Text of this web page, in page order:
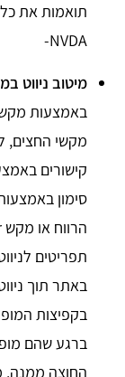
NVDA-
מיטוב ניווט
סימון
תפריטים
באתר תוך
בקפיצות
ברגע שהם
החוצה ממנה.